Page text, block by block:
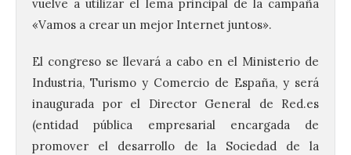
vuelve a utilizar el lema principal de la campaña
«Vamos a crear un mejor Internet juntos».
El congreso se llevará a cabo en el Ministerio de
Industria, Turismo y Comercio de España, y será
inaugurada por el Director General de Red.es
(entidad pública empresarial encargada de
promover el desarrollo de la Sociedad de la